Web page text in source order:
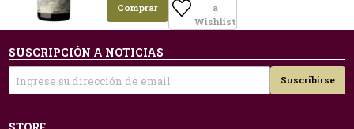
Comprar
a
Wishlist
SUSCRIPCIÓN A NOTICIAS
Suscribirse